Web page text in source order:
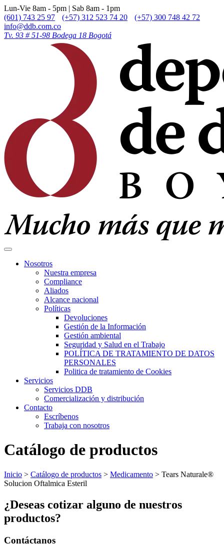
Lun-Vie 8am - 5pm | Sab 8am - 1pm
(601) 743 25 97
(+57) 312 523 74 20
(+57) 300 748 42 72
info@ddb.com.co
Tv. 93 # 51-98 Bodega 18 Bogotá
Nosotros
Nuestra empresa
Compliance
Aliados
Alcance nacional
Políticas
Devoluciones
Gestión de la Información
Gestión ambiental
Seguridad y Salud en el Trabajo
POLÍTICA DE TRATAMIENTO DE DATOS
PERSONALES
Politica de tratamiento de Cookies
Servicios
Servicios DDB
Comercialización y distribución
Contacto
Escríbenos
Trabaja con nosotros
Catálogo de productos
Inicio > Catálogo de productos > Medicamento > Tears Naturale®
Solucion Oftalmica Esteril
¿Deseas cotizar alguno de nuestros
productos?
Contáctanos